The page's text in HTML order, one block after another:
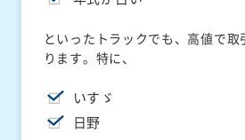
といったトラックでも、高値で取
ります。特に、
いすゞ
日野